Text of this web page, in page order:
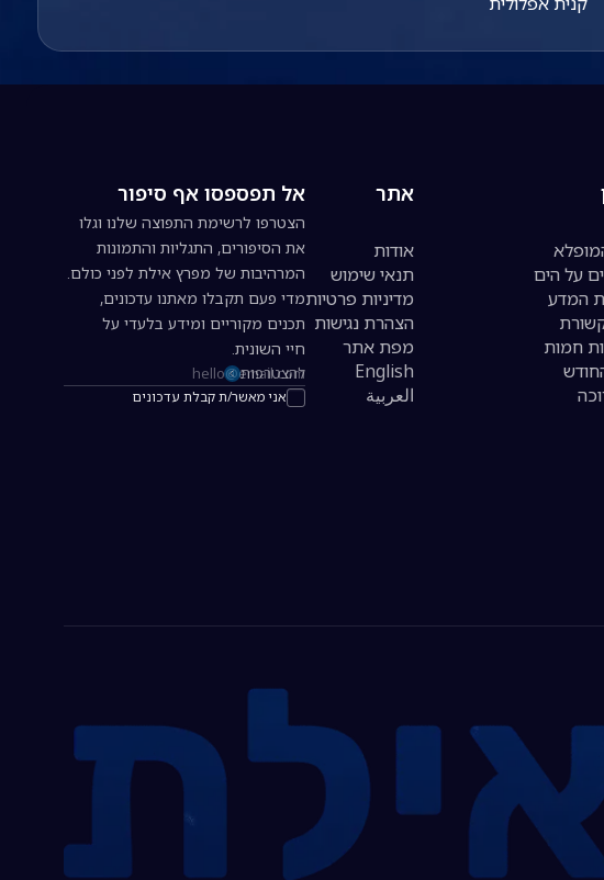
על הים
המדע
חמות
אתר
אודות
תנאי שימוש
מדיניות פרטיות
הצהרת נגישות
מפת אתר
English
العربية
אל תפספסו אף סיפור
הצטרפו לרשימת התפוצה שלנו וגלו
את הסיפורים, התגליות והתמונות
המרהיבות של מפרץ אילת לפני כולם.
מדי פעם תקבלו מאתנו עדכונים,
תכנים מקוריים ומידע בלעדי על
חיי השונית.
כתובת אימייל להרשמה לניוזלטר
אני מאשר/ת קבלת עדכונים
להצטרפות